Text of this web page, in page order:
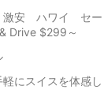
激安 ハワイ セー
Drive $299～
軽にスイスを体感し